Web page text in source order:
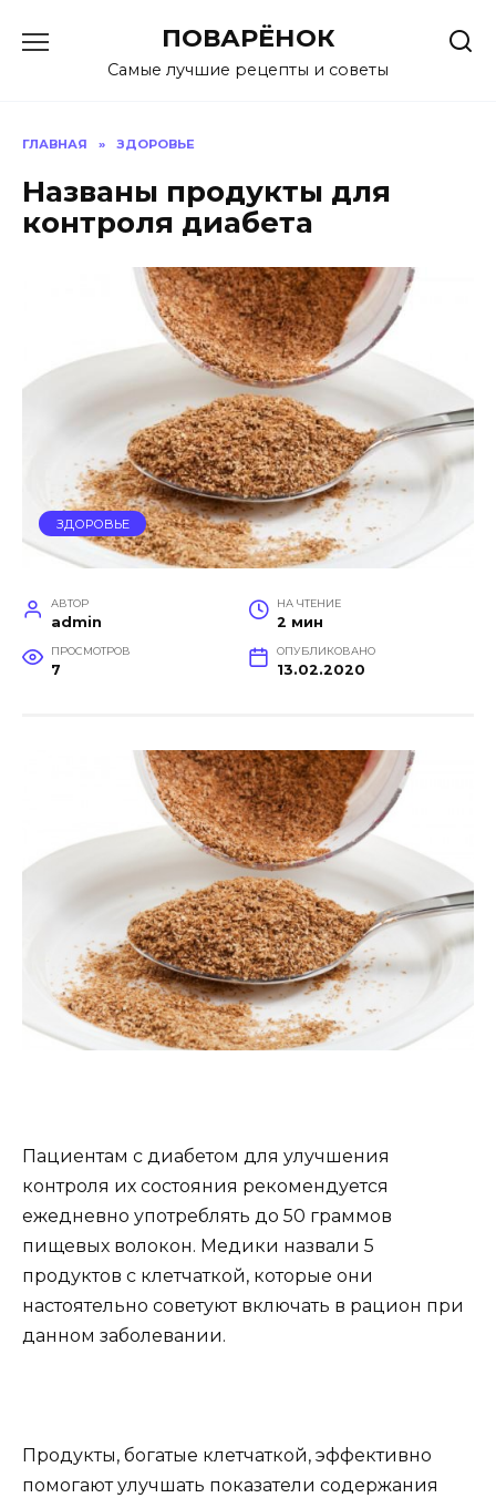
содержанию
ПОВАРЁНОК
Самые лучшие рецепты и советы
ГЛАВНАЯ » ЗДОРОВЬЕ
Названы продукты для
контроля диабета
ЗДОРОВЬЕ
АВТОР
admin
НА ЧТЕНИЕ
2 мин
ПРОСМОТРОВ
7
ОПУБЛИКОВАНО
13.02.2020
Пациентам с диабетом для улучшения
контроля их состояния рекомендуется
ежедневно употреблять до 50 граммов
пищевых волокон. Медики назвали 5
продуктов с клетчаткой, которые они
настоятельно советуют включать в рацион при
данном заболевании.
Продукты, богатые клетчаткой, эффективно
помогают улучшать показатели содержания